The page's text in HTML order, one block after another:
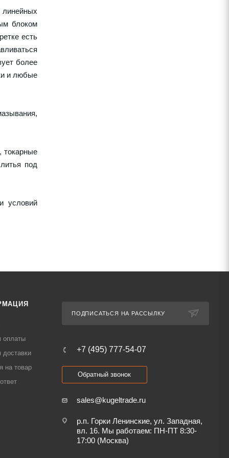
блоком
есть
более
и любые
токарные
под
условий
оплаты
доставки
на товар
ПОДПИСАТЬСЯ НА РАССЫЛКУ
+7 (495) 777-54-07
Обратный звонок
sales@kugeltrade.ru
р.п. Горки Ленинские, ул. Западная,
вл. 16. Мы работаем: ПН-ПТ 8:30-
17:00 (Москва)